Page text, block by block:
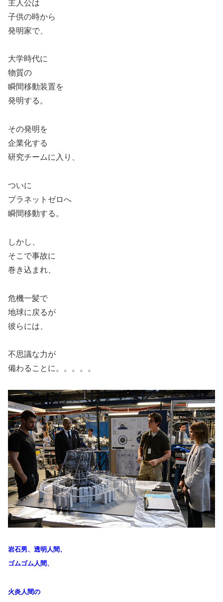
主人公は
子供の時から
発明家で、
大学時代に
物質の
瞬間移動装置を
発明する。
その発明を
企業化する
研究チームに入り、
ついに
プラネットゼロへ
瞬間移動する。
しかし、
そこで事故に
巻き込まれ、
危機一髪で
地球に戻るが
彼らには、
不思議な力が
備わることに。。。。。
岩石男、透明人間、
ゴムゴム人間、
火炎人間の